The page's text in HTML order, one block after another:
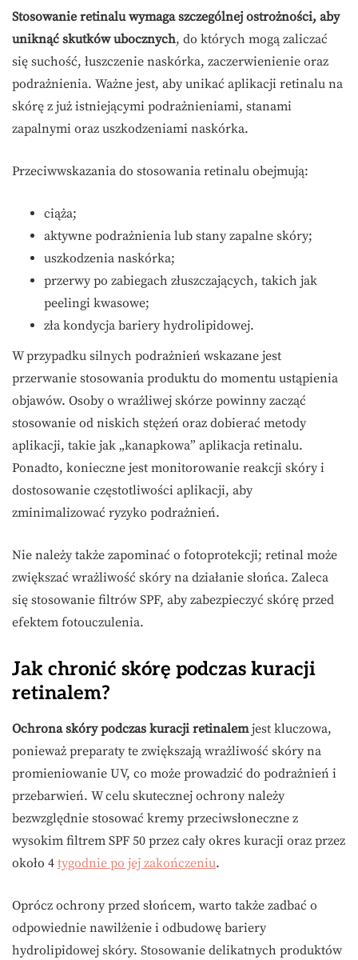
Stosowanie retinalu wymaga szczególnej ostrożności, aby
uniknąć skutków ubocznych, do których mogą zaliczać
się suchość, łuszczenie naskórka, zaczerwienienie oraz
podrażnienia. Ważne jest, aby unikać aplikacji retinalu na
skórę z już istniejącymi podrażnieniami, stanami
zapalnymi oraz uszkodzeniami naskórka.
Przeciwwskazania do stosowania retinalu obejmują:
ciąża;
aktywne podrażnienia lub stany zapalne skóry;
uszkodzenia naskórka;
przerwy po zabiegach złuszczających, takich jak
peelingi kwasowe;
zła kondycja bariery hydrolipidowej.
W przypadku silnych podrażnień wskazane jest
przerwanie stosowania produktu do momentu ustąpienia
objawów. Osoby o wrażliwej skórze powinny zacząć
stosowanie od niskich stężeń oraz dobierać metody
aplikacji, takie jak „kanapkowa” aplikacja retinalu.
Ponadto, konieczne jest monitorowanie reakcji skóry i
dostosowanie częstotliwości aplikacji, aby
zminimalizować ryzyko podrażnień.
Nie należy także zapominać o fotoprotekcji; retinal może
zwiększać wrażliwość skóry na działanie słońca. Zaleca
się stosowanie filtrów SPF, aby zabezpieczyć skórę przed
efektem fotouczulenia.
Jak chronić skórę podczas kuracji
retinalem?
Ochrona skóry podczas kuracji retinalemjest kluczowa,
ponieważ preparaty te zwiększają wrażliwość skóry na
promieniowanie UV, co może prowadzić do podrażnień i
przebarwień. W celu skutecznej ochrony należy
bezwzględnie stosować kremy przeciwsłoneczne z
wysokim filtrem SPF 50 przez cały okres kuracji oraz przez
około 4 tygodnie po jej zakończeniu.
Oprócz ochrony przed słońcem, warto także zadbać o
odpowiednie nawilżenie i odbudowę bariery
hydrolipidowej skóry. Stosowanie delikatnych produktów